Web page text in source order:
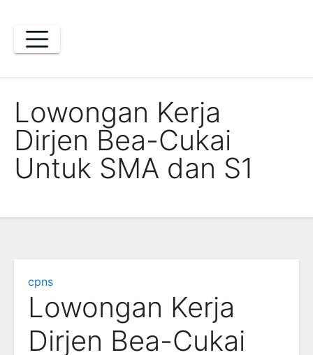
content
Lowongan Kerja
Dirjen Bea-Cukai
Untuk SMA dan S1
cpns
Lowongan Kerja
Dirjen Bea-Cukai